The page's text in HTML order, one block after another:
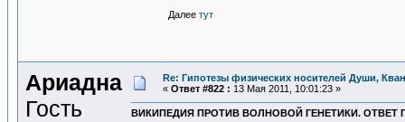
Далее тут
Ариадна
Гость
Re: Гипотезы физических носителей Души,
« Ответ #822 : 13 Мая 2011, 10:01:23 »
ВИКИПЕДИЯ ПРОТИВ ВОЛНОВОЙ ГЕНЕТИКИ. ОТВЕТ